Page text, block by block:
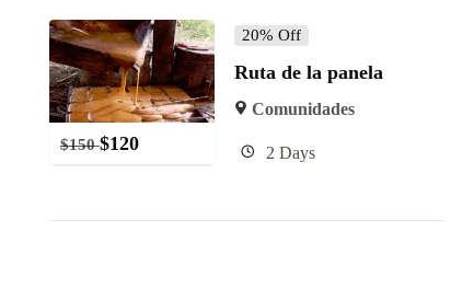
$150 $120
20% Off
Ruta de la panela
Comunidades
2 Days